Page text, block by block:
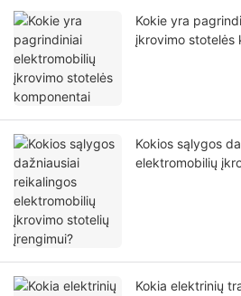
Kokie yra
įkrovimo stotelės
Kokios sąlygos
elektromobilių
Kokia elektrinių